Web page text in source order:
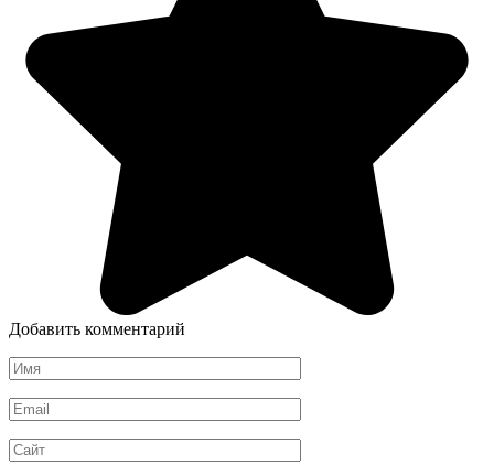
Добавить комментарий
Имя
Email
Сайт